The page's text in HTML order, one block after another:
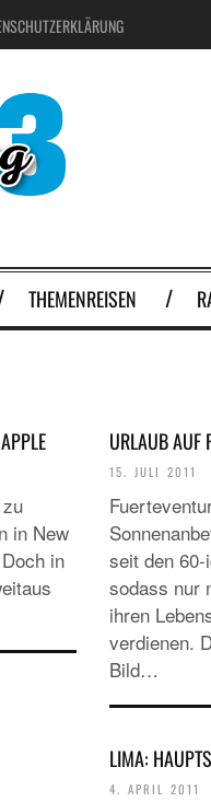
THEMENREISEN
in New
in
URLAUB AUF
15. JULI 2011
seit den
sodass nur
ihren
verdienen.
Bild…
LIMA:
4. APRIL 2011